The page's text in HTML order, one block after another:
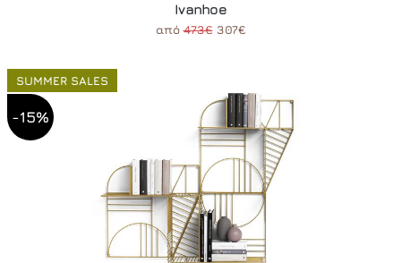
Ivanhoe
από473€307€
SUMMER SALES
-15%